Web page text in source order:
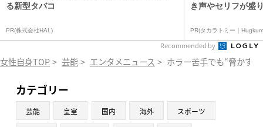
る新型タバコ
PR(株式会社HAL)
き声やセリフが盛
PR(タカラトミー｜
Recommended by
女性自身TOP > 芸能 > エンタメニュース > ホラー苦手でも“脅かす
カテゴリー
芸能 皇室 国内 海外 スポーツ